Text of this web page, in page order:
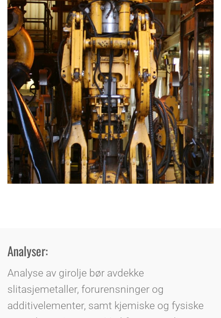
Analyser:
Analyse av girolje bør avdekke
slitasjemetaller, forurensninger og
additivelementer, samt kjemiske og fysiske